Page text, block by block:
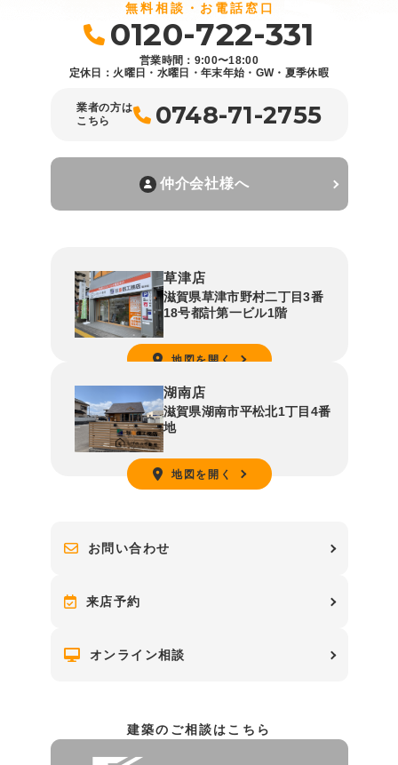
無料相談・お電話窓口
0120-722-331
営業時間：9:00〜18:00
定休日：火曜日・水曜日・年末年始・GW・夏季休暇
業者の方は
こちら
0748-71-2755
仲介会社様へ
草津店
滋賀県草津市野村二丁目3番
18号都計第一ビル1階
地図を開く
湖南店
滋賀県湖南市平松北1丁目4番
地
地図を開く
お問い合わせ
来店予約
オンライン相談
建築のご相談はこちら